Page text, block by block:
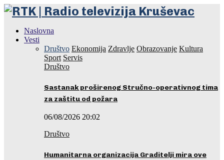
Naslovna
Vesti
Društvo Ekonomija Zdravlje Obrazovanje Kultura
Sport Servis
Društvo
Sastanak proširenog Stručno-operativnog tima
za zaštitu od požara
06/08/2026 20:02
Društvo
Humanitarna organizacija Graditelji mira ove